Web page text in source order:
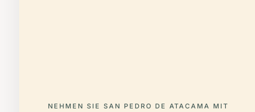
NEHMEN SIE SAN PEDRO DE ATACAMA MIT